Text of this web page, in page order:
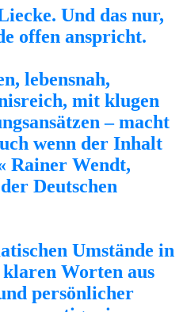
Und das nur,
offen anspricht.
lebensnah,
mit klugen
– macht
wenn der Inhalt
Rainer Wendt,
Deutschen
Umstände in
Worten aus
persönlicher